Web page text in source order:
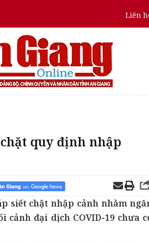
Liên
quy định nhập
siết chặt nhập cảnh nhằm
cảnh đại dịch COVID-19 chưa